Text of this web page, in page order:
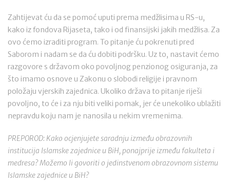
Zahtijevat ću da se pomoć uputi prema medžlisima u RS-u,
kako iz fondova Rijaseta, tako i od finansijski jakih medžlisa. Za
ovo ćemo izraditi program. To pitanje ću pokrenuti pred
Saborom i nadam se da ću dobiti podršku. Uz to, nastavit ćemo
razgovore s državom oko povoljnog penzionog osiguranja, za
što imamo osnove u Zakonu o slobodi religije i pravnom
položaju vjerskih zajednica. Ukoliko država to pitanje riješi
povoljno, to će i za nju biti veliki pomak, jer će unekoliko ublažiti
nepravdu koju nam je nanosila u nekim vremenima.
PREPOROD: Kako ocjenjujete saradnju između obrazovnih
institucija Islamske zajednice u BiH, ponajprije između fakulteta i
medresa? Možemo li govoriti o jedinstvenom obrazovnom sistemu
Islamske zajednice u BiH?